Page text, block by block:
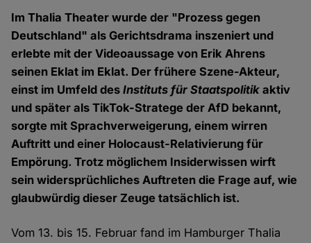
Im Thalia Theater wurde der "Prozess gegen
Deutschland" als Gerichtsdrama inszeniert und
erlebte mit der Videoaussage von Erik Ahrens
seinen Eklat im Eklat. Der frühere Szene-Akteur,
einst im Umfeld desInstituts für Staatspolitik aktiv
und später als TikTok-Stratege der AfD bekannt,
sorgte mit Sprachverweigerung, einem wirren
Auftritt und einer Holocaust-Relativierung für
Empörung. Trotz möglichem Insiderwissen wirft
sein widersprüchliches Auftreten die Frage auf, wie
glaubwürdig dieser Zeuge tatsächlich ist.
Vom 13. bis 15. Februar fand im Hamburger Thalia